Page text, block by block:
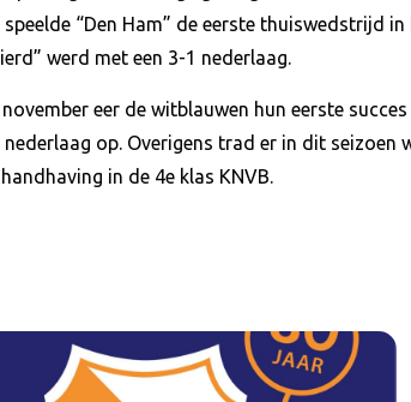
“Den Ham” de eerste thuiswedstrijd
werd met een 3-1 nederlaag.
eer de witblauwen hun eerste
op. Overigens trad er in dit seizoen
in de 4e klas KNVB.